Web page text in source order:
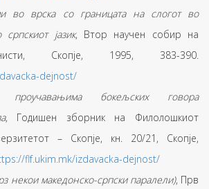
во врска со границата на слогот во
јазик, Втор научен собир на
Скопје, 1995, 383-390.
dejnost/
бокељских говора
, Годишен зборник на Филолошкиот
– Скопје, кн. 20/21, Скопје,
flf.ukim.mk/izdavacka-dejnost/
некои македонско-српски паралели), Прв